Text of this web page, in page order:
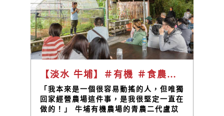
【淡水 牛埔】＃有機 ＃食農教育 ＃青農二代 ＃南瓜 / 牛埔有機農場 盧苡甄
​「我本來是一個很容易動搖的人，但唯獨
回家經營農場這件事，是我很堅定一直在
做的！」 牛埔有機農場的青農二代盧苡